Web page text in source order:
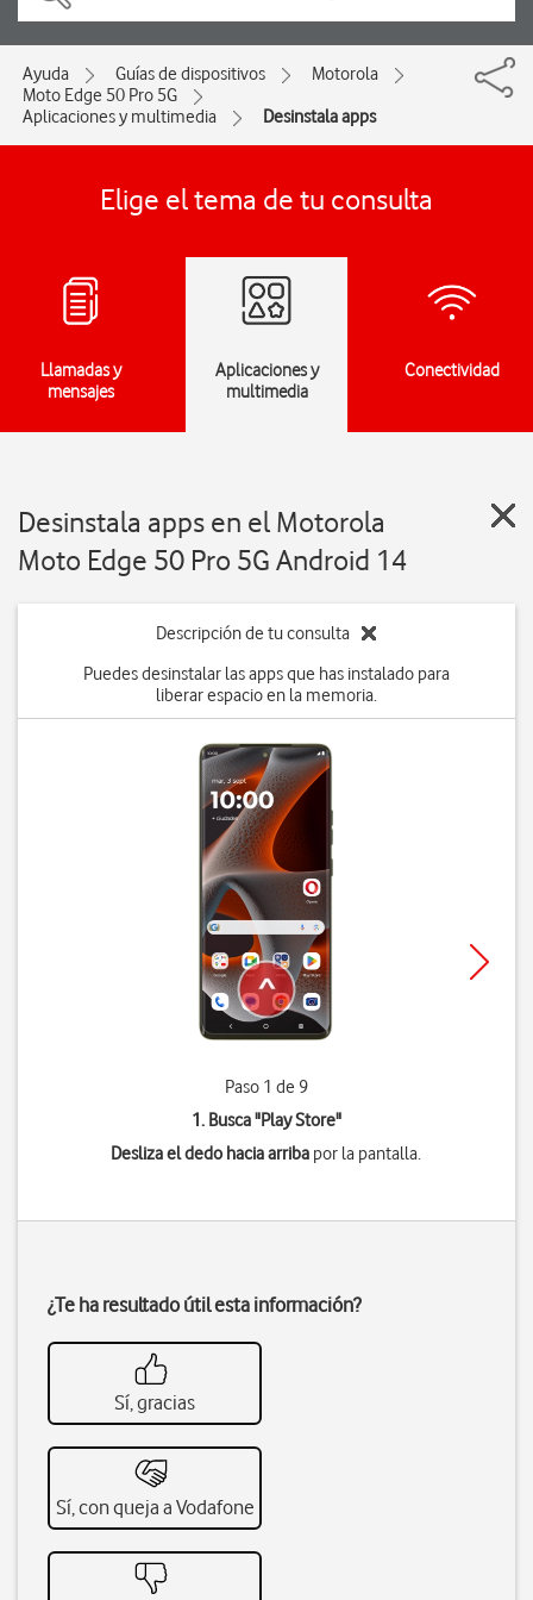
Ayuda Guías de dispositivos
Motorola
Moto Edge 50 Pro 5G
Aplicaciones y multimedia
Desinstala apps
Elige el tema de tu consulta
Llamadas y
mensajes
Aplicaciones y
multimedia
Conectividad
Desinstala apps en el Motorola
Moto Edge 50 Pro 5G Android 14
Descripción de tu consulta
Puedes desinstalar las apps que has instalado para
liberar espacio en la memoria.
Paso 1 de 9
1. Busca "Play Store"
Desliza el dedo hacia arriba por la pantalla.
¿Te ha resultado útil esta información?
Sí, gracias
Sí, con queja a Vodafone